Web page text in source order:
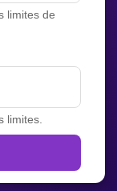
limites de
limites.